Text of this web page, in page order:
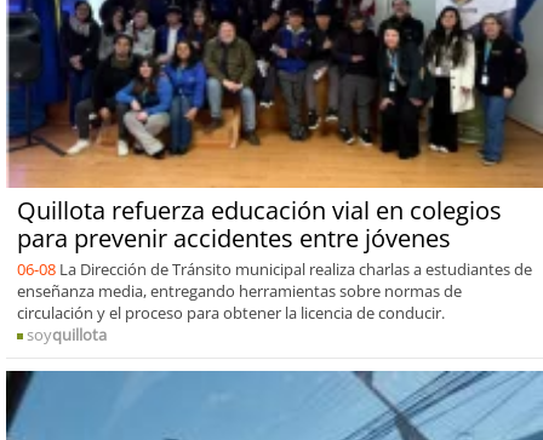
Quillota refuerza educación vial en colegios
para prevenir accidentes entre jóvenes
06-08 La Dirección de Tránsito municipal realiza charlas a estudiantes de
enseñanza media, entregando herramientas sobre normas de
circulación y el proceso para obtener la licencia de conducir.
soyquillota